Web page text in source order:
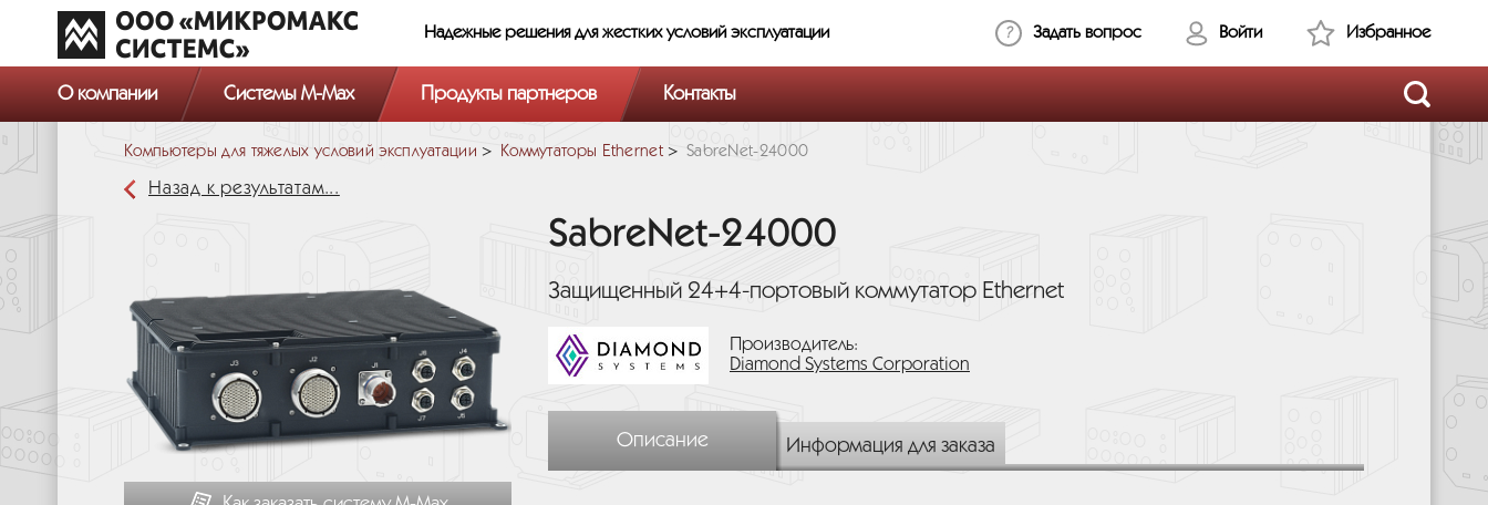
Надежные решения для жестких условий эксплуатации Задать вопрос Войти Избранное
О компании Системы M-Max Продукты партнеров Контакты
Компьютеры для тяжелых условий эксплуатации Коммутаторы Ethernet SabreNet-24000
Назад к результатам...
SabreNet-24000
Защищенный 24+4-портовый коммутатор Ethernet
Производитель:
Diamond Systems Corporation
Описание Информация для заказа